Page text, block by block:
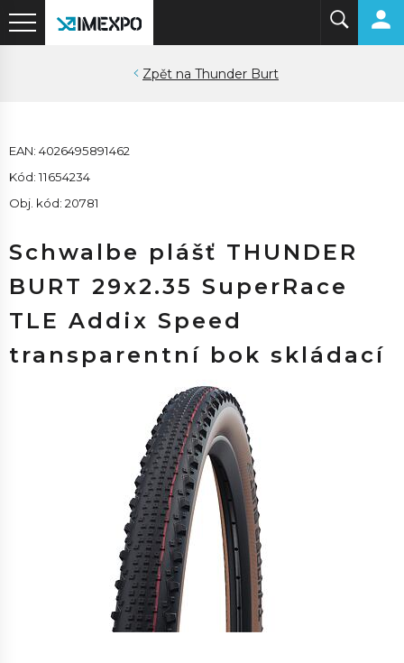
Thunder Burt
EAN: 4026495891462
Kód: 11654234
Obj. kód: 20781
Schwalbe plášť THUNDER
BURT 29x2.35 SuperRace
TLE Addix Speed
transparentní bok skládací